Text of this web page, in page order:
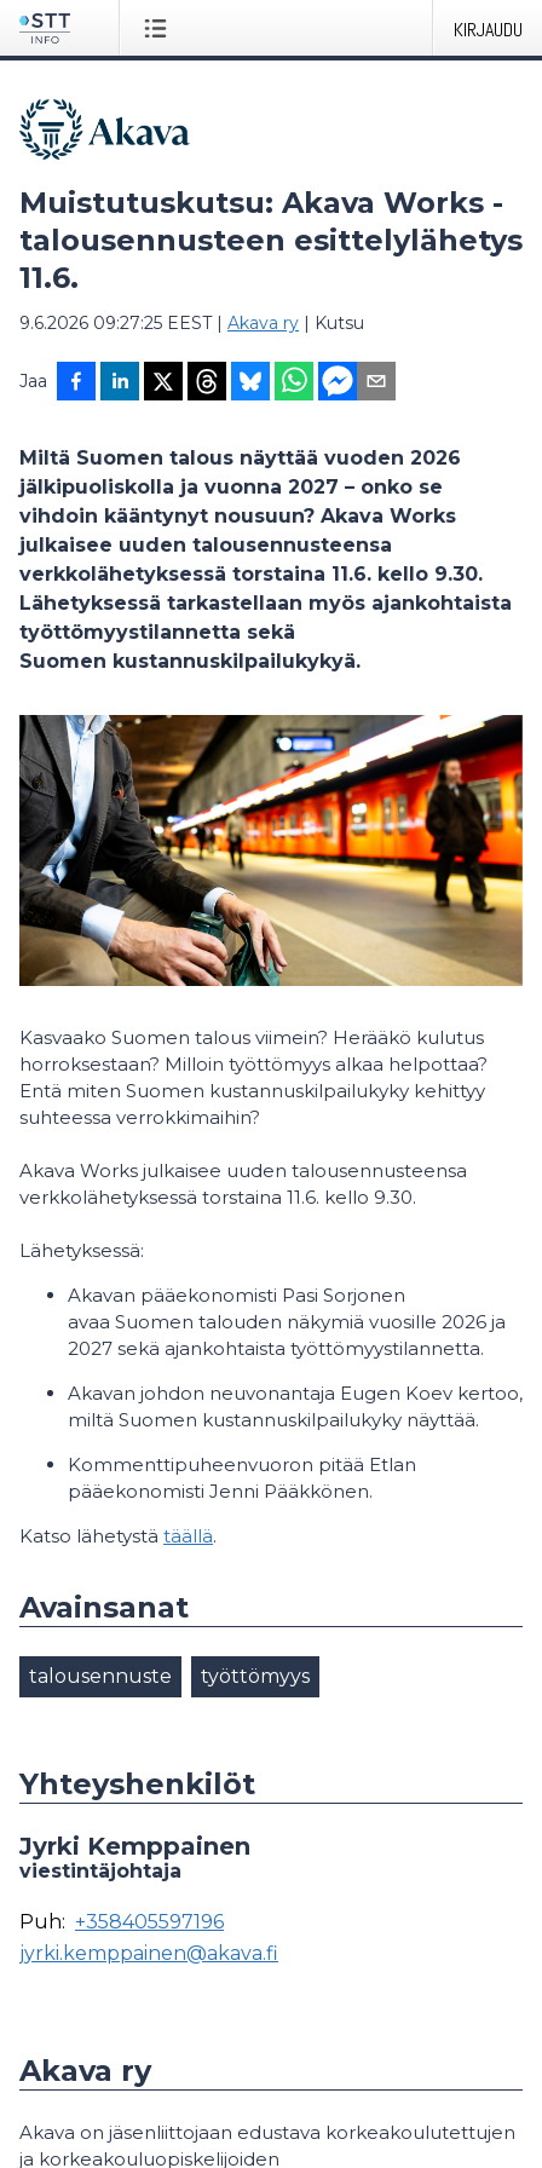
KIRJAUDU
Muistutuskutsu: Akava Works -
talousennusteen esittelylähetys
11.6.
9.6.2026 09:27:25 EEST| Akava ry | Kutsu
Jaa
Miltä Suomen talous näyttää vuoden 2026
jälkipuoliskolla ja vuonna 2027 – onko se
vihdoin kääntynyt nousuun? Akava Works
julkaisee uuden talousennusteensa
verkkolähetyksessä torstaina 11.6. kello 9.30.
Lähetyksessä tarkastellaan myös ajankohtaista
työttömyystilannetta sekä
Suomen kustannuskilpailukykyä.
Kasvaako Suomen talous viimein? Herääkö kulutus
horroksestaan? Milloin työttömyys alkaa helpottaa?
Entä miten Suomen kustannuskilpailukyky kehittyy
suhteessa verrokkimaihin?
Akava Works julkaisee uuden talousennusteensa
verkkolähetyksessä torstaina 11.6. kello 9.30.
Lähetyksessä:
Akavan pääekonomisti Pasi Sorjonen
avaa Suomen talouden näkymiä vuosille 2026 ja
2027 sekä ajankohtaista työttömyystilannetta.
Akavan johdon neuvonantaja Eugen Koev kertoo,
miltä Suomen kustannuskilpailukyky näyttää.
Kommenttipuheenvuoron pitää Etlan
pääekonomisti Jenni Pääkkönen.
Katso lähetystä täällä.
Avainsanat
talousennuste työttömyys
Yhteyshenkilöt
Jyrki Kemppainen
viestintäjohtaja
Puh: +358405597196
jyrki.kemppainen@akava.fi
Akava ry
Akava on jäsenliittojaan edustava korkeakoulutettujen
ja korkeakouluopiskelijoiden